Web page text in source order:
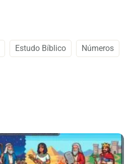
Estudo Bíblico Números